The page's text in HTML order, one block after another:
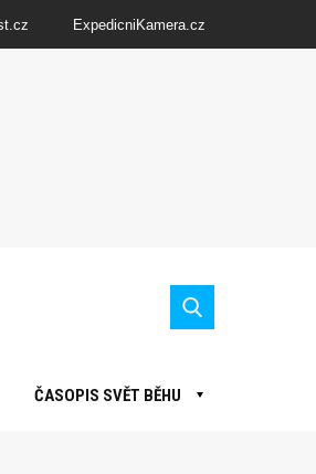
ExpedicniKamera.cz
ČASOPIS SVĚT BĚHU